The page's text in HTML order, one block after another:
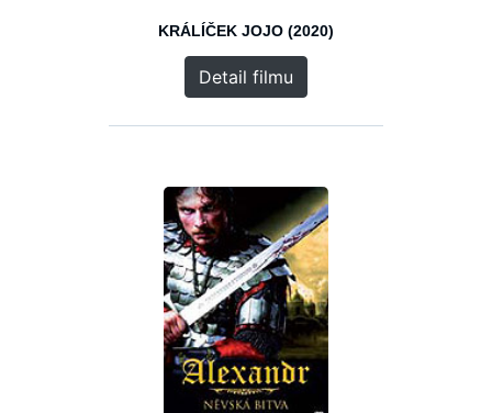
KRÁLÍČEK JOJO (2020)
Detail filmu